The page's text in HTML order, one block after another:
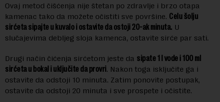
Ovaj metod čišćenja nije štetan po zdravlje i brzo otapa
kamenac tako da možete očistiti sve površine. Celu šolju
sirćeta sipajte u kuvalo i ostavite da ostoji 20-ak minuta. U
slučajevima debljeg sloja kamenca, ostavite sirće par sati.
Drugi način čićenja sirćetom jeste da sipate 1 l vode i 100 ml
sirćeta u bokal i uključite da provri. Nakon toga isključite ga i
ostavite da odstoji 10 minuta. Zatim ponovite postupak,
ostavite da odstoji 20 minuta i sve prospete i očistite.